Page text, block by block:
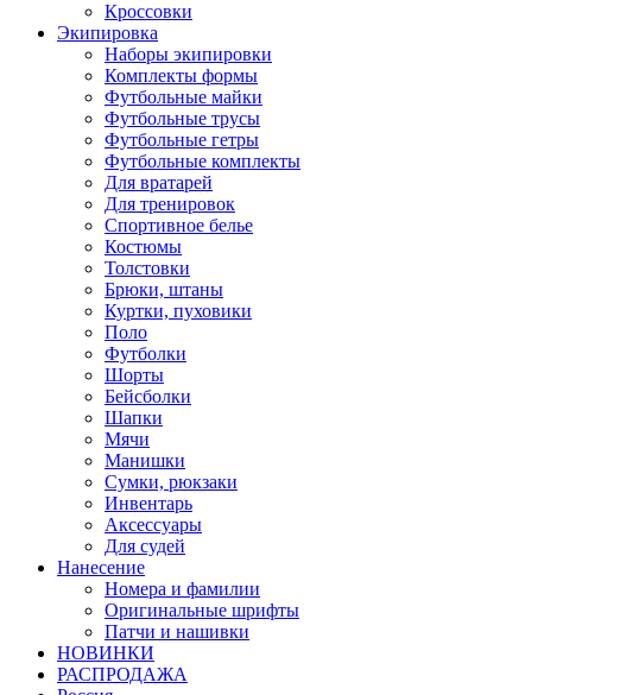
Кроссовки
Экипировка
Наборы экипировки
Комплекты формы
Футбольные майки
Футбольные трусы
Футбольные гетры
Футбольные комплекты
Для вратарей
Для тренировок
Спортивное белье
Костюмы
Толстовки
Брюки, штаны
Куртки, пуховики
Поло
Футболки
Шорты
Бейсболки
Шапки
Мячи
Манишки
Сумки, рюкзаки
Инвентарь
Аксессуары
Для судей
Нанесение
Номера и фамилии
Оригинальные шрифты
Патчи и нашивки
НОВИНКИ
РАСПРОДАЖА